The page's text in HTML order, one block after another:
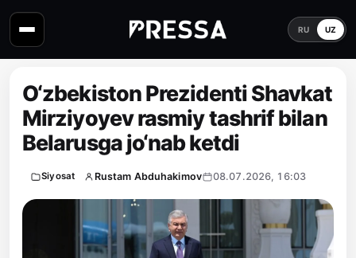
RU UZ
O‘zbekiston Prezidenti Shavkat
Mirziyoyev rasmiy tashrif bilan
Belarusga jo‘nab ketdi
Siyosat Rustam Abduhakimov 08.07.2026, 16:03